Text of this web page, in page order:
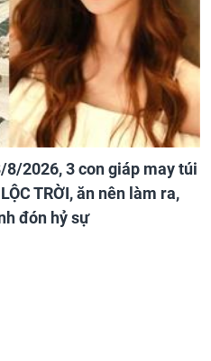
2026, 3 con giáp may túi
TRỜI, ăn nên làm ra,
đón hỷ sự